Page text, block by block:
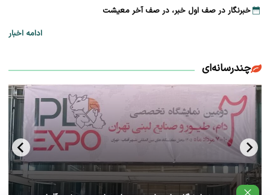
خبرنگار در صف اول خبر، در صف آخر معیشت
ادامه اخبار
چندرسانه‌ای